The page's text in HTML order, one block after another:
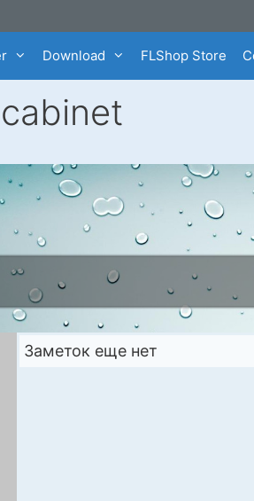
Download FLShop Store
Заметок еще нет